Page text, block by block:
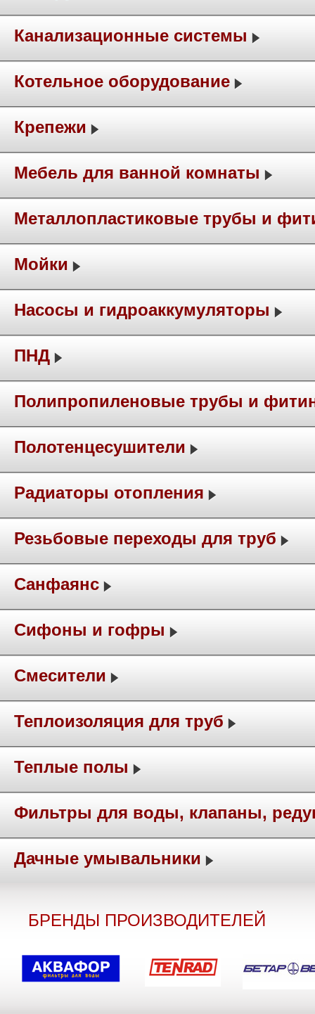
Канализационные системы
Котельное оборудование
Крепежи
Мебель для ванной комнаты
Металлопластиковые трубы и
Мойки
Насосы и гидроаккумуляторы
ПНД
Полипропиленовые трубы и
Полотенцесушители
Радиаторы отопления
Резьбовые переходы для труб
Санфаянс
Сифоны и гофры
Смесители
Теплоизоляция для труб
Теплые полы
Фильтры для воды, клапаны,
Дачные умывальники
БРЕНДЫ ПРОИЗВОДИТЕЛЕЙ